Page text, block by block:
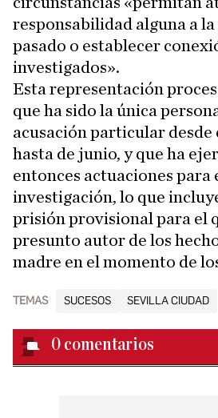
responsabilidad alguna a la
pasado o establecer
investigados».
Esta representación
que ha sido la única
acusación particular desde
hasta de junio, y que ha
entonces actuaciones para
investigación, lo que
prisión provisional para el
presunto autor de los
madre en el momento de
TEMAS SUCESOS SEVILLA CIUDAD
0 comentarios